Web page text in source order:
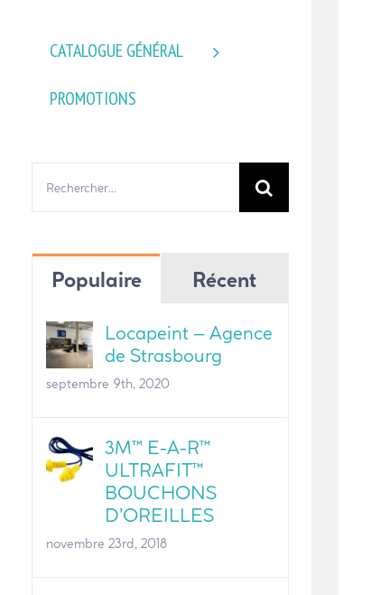
CATALOGUE GÉNÉRAL
PROMOTIONS
Populaire Récent
Locapeint – Agence
de Strasbourg
septembre 9th, 2020
3M™ E-A-R™
ULTRAFIT™
BOUCHONS
D’OREILLES
novembre 23rd, 2018